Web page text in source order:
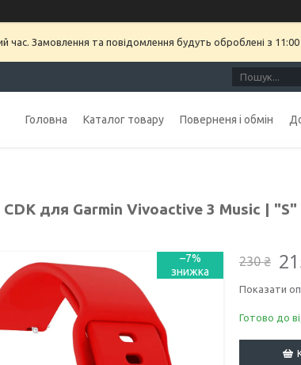
час. Замовлення та повідомлення будуть оброблені з
Головна Каталог товару Поверненя і обмін
CDK для Garmin Vivoactive 3 Music |
–7% 230 ₴
Показати
Готово до